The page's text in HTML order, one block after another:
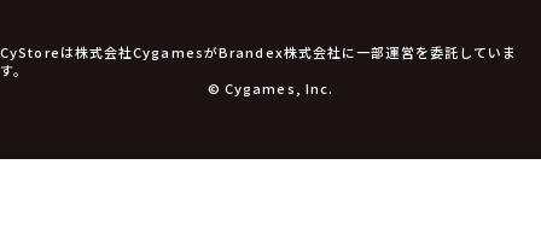
アパレル小物
アクセサリー
CyStoreは株式会社CygamesがBrandex株式会社に一部運営を委託していま
す。
© Cygames, Inc.